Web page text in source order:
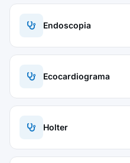
Endoscopia
Ecocardiograma
Holter